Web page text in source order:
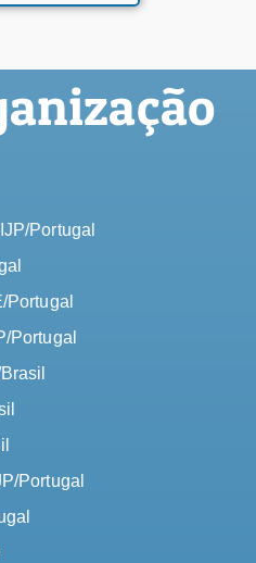
Portugal
Portugal
Portugal